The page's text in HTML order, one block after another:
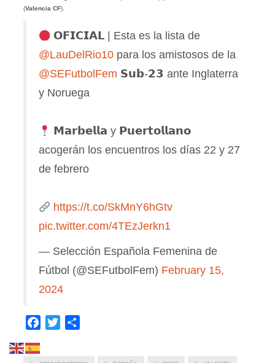
(Valencia CF).
𝗢𝗙𝗜𝗖𝗜𝗔𝗟 | Esta es la lista de
@LauDelRio10para los amistosos de la
@SEFutbolFem 𝗦𝘂𝗯-𝟮𝟯 ante Inglaterra
y Noruega
𝗠𝗮𝗿𝗯𝗲𝗹𝗹𝗮 y 𝗣𝘂𝗲𝗿𝘁𝗼𝗹𝗹𝗮𝗻𝗼
acogerán los encuentros los días 22 y 27
de febrero
https://t.co/SkMnY6hGtv
pic.twitter.com/4TEzJerkn1
— Selección Española Femenina de
Fútbol (@SEFutbolFem) February 15,
2024
Facebook
Twitter